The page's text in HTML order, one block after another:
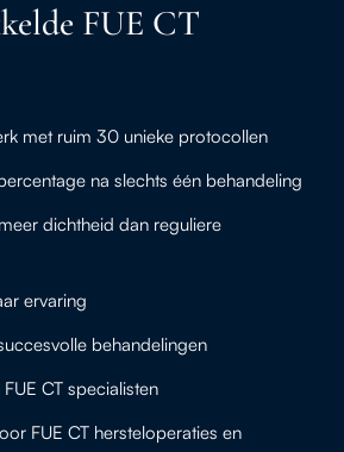
FUE CT
met ruim 30 unieke protocollen
na slechts één behandeling
dichtheid dan reguliere
ervaring
behandelingen
CT specialisten
FUE CT hersteloperaties en